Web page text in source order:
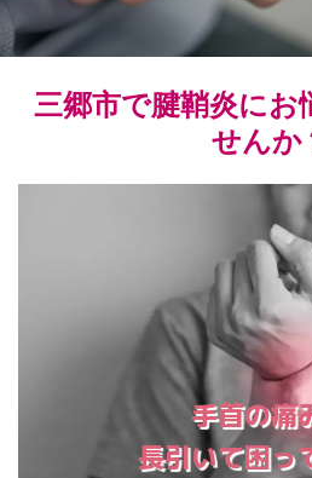
三郷市で腱鞘炎にお
せんか
手首の痛
長引いて困っ